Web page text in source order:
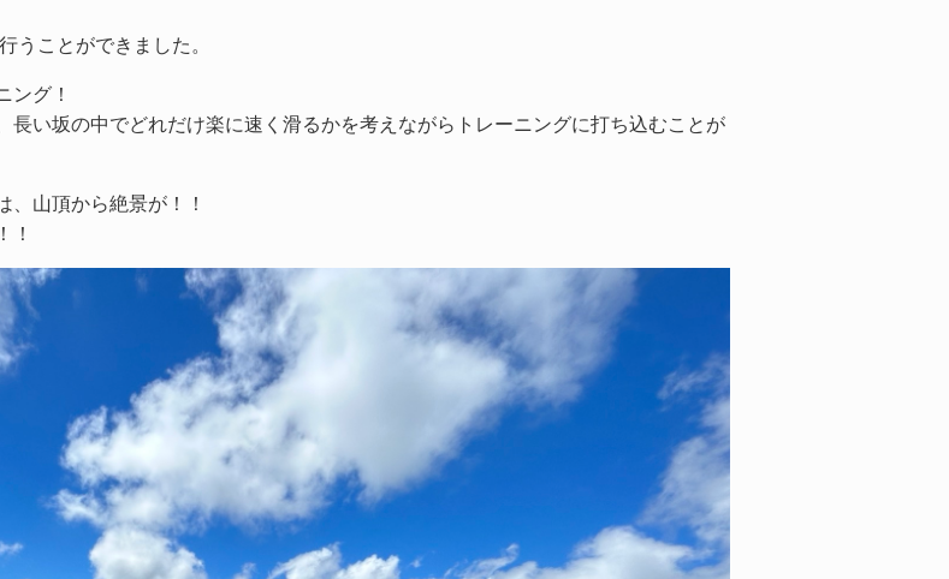
うことができました。
ング！
い坂の中でどれだけ楽に速く滑るかを考えながらトレーニングに打ち込むことが
、山頂から絶景が！！
！